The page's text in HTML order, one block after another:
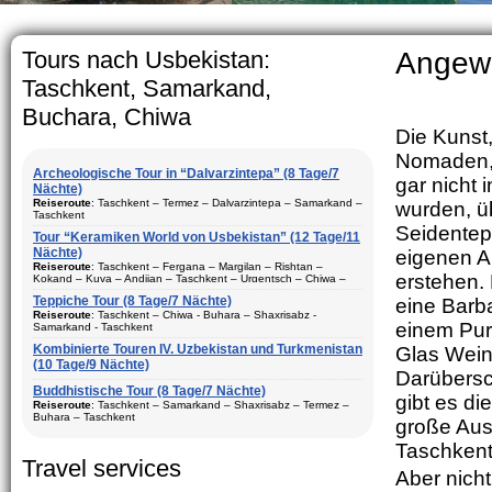
The usual
rather big.
5-6
Tours nach Usbekistan:
Taschkent, Samarkand,
Buchara, Chiwa
Archeologische Tour in “Dalvarzintepa” (8 Tage/7
Nächte)
Reiseroute: Taschkent – Termez – Dalvarzintepa – Samarkand –
Taschkent
Dauer : 8 Tage/7 Nächte
Bewegungtyp: Fluglinie und Reisebus
Dalvarzintepa (3)
Saison: ganzes Jahr
Aufenhalt: In den Hotels, privaten Haus und Expeditions-Basis
Beschreibung:Reisen in den touristischen Städte
vonUsbekistan. Das beste Programm für den Besuch der
archäologischen Stätten von Surkhandarya Region
Tour “Keramiken World von Usbekistan” (12 Tage/11
Nächte)
Reiseroute: Taschkent – Fergana – Margilan – Rishtan –
Kokand – Kuva – Andijan – Taschkent – Urgentsch – Chiwa –
Dauer: 12 Tage/11 Nächte
Besuch Stadte: Taschkent (3) – Fergana (3) – Margilan –
Rishtan – Kokand – Kuva – Andijan – Chiwa (1) – Buchara (2) –
Gijduvan – Samarkand (2)
Saison: ganzes Jahr
Beschreibung:
Reisen in den größten touristischen Städte
vonUsbekistan. Tour besteht aus Keramik-Kunst, historische und
Teppiche Tour (8 Tage/7 Nächte)
Reiseroute: Tasсhkent – Chiwa - Buhara – Shaxrisabz -
Samarkand - Taschkent
:
Dauer: 8 Tage, 7 Nächte
Bewegungtyp: Fluglinie ungd Reisebus
Besuch Stadte: Chiwa(1) - Taschkent (2) - Samarkand (2) -
Saison
: ganzes Jahr
Kombinierte Touren IV. Uzbekistan und Turkmenistan
(10 Tage/9 Nächte)
Buddhistische Tour (8 Tage/7 Nächte)
Reiseroute: Taschkent – Samarkand – Shaxrisabz – Termez –
Buhara – Taschkent
Bewegungtyp: Fluglinie und Reisebus
Travel services
Die
gar nicht
wurden,
eigenen
erstehen.
eine
einem
Glas
gibt es
große
Aber